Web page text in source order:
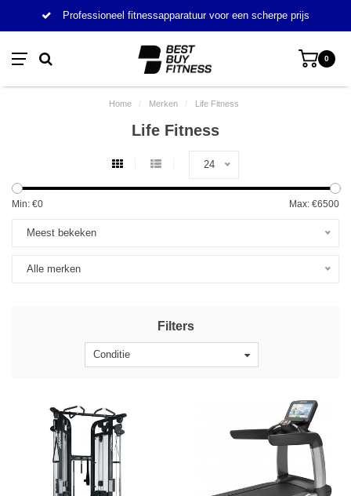
Professioneel fitnessapparatuur voor een scherpe prijs
0
Home / Merken / Life Fitness
Life Fitness
24
Min: €0 Max: €6500
Meest bekeken
Alle merken
Filters
Conditie